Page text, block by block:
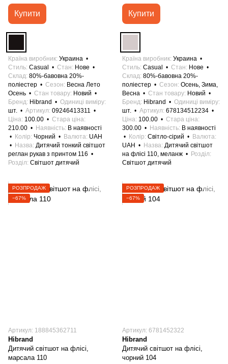
Купити
Країна виробник Украина
Стиль Casual Стан
Нове
Склад 80%-бавовна 20%-
поліестер
Сезон
Весна Лето
Осень
Стан товару Новий
Бренд Hibrand
Одиниці виміру
шт.
Артикул 09246413311
Ціна 100.00
Стара ціна
210.00
Наявність В наявності
Колір Чорний Валюта UAH
Назва Дитячий тонкий світшот
реглан рукав з принтом 116
Розділ Світшот дитячий
Купити
Країна виробник Украина
Стиль Casual Стан
Нове
Склад 80%-бавовна 20%-
поліестер
Сезон Осень, Зима,
Весна
Стан товару Новий
Бренд Hibrand
Одиниці виміру
шт.
Артикул 678134512234
Ціна 100.00
Стара ціна
300.00
Наявність В наявності
Колір Світло-сірий
Валюта
UAH
Назва Дитячий світшот
на флісі 110, меланж
Розділ
Світшот дитячий
РОЗПРОДАЖ
−67%
Артикул: 188845362711
Hibrand
Дитячий світшот на флісі,
марсала 110
РОЗПРОДАЖ
−67%
Артикул: 6781452322
Hibrand
Дитячий світшот на флісі,
чорний 104